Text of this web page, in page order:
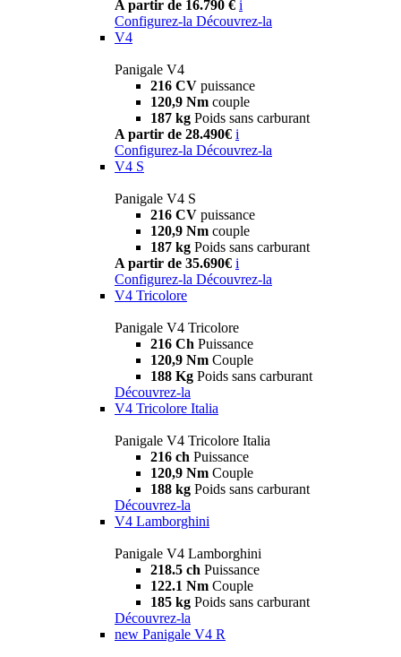
A partir de 16.790 € i
Configurez-la Découvrez-la
V4
Panigale V4
216 CV puissance
120,9 Nm couple
187 kg Poids sans carburant
A partir de 28.490€ i
Configurez-la Découvrez-la
V4 S
Panigale V4 S
216 CV puissance
120,9 Nm couple
187 kg Poids sans carburant
A partir de 35.690€ i
Configurez-la Découvrez-la
V4 Tricolore
Panigale V4 Tricolore
216 Ch Puissance
120,9 Nm Couple
188 Kg Poids sans carburant
Découvrez-la
V4 Tricolore Italia
Panigale V4 Tricolore Italia
216 ch Puissance
120,9 Nm Couple
188 kg Poids sans carburant
Découvrez-la
V4 Lamborghini
Panigale V4 Lamborghini
218.5 ch Puissance
122.1 Nm Couple
185 kg Poids sans carburant
Découvrez-la
new Panigale V4 R